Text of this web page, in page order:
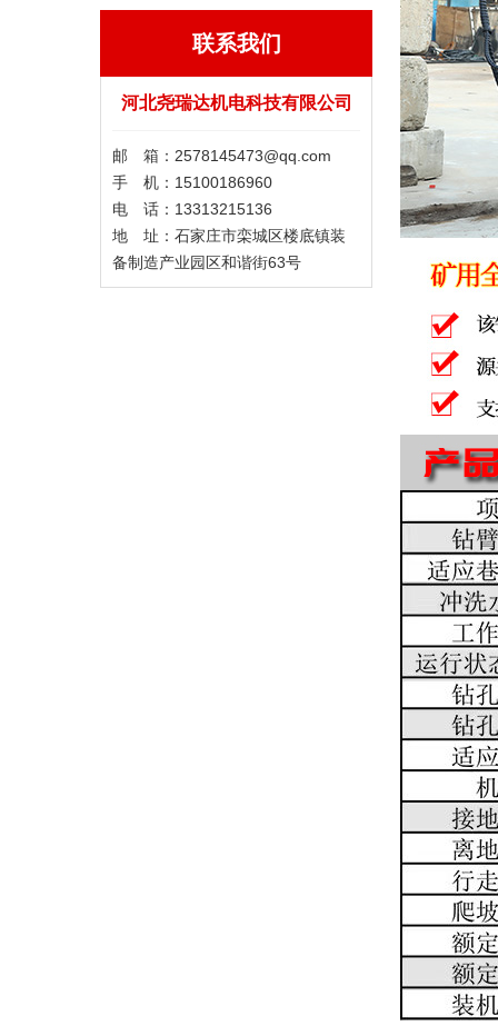
联系我们
河北尧瑞达机电科技有限公司
邮 箱：2578145473@qq.com
手 机：15100186960
电 话：13313215136
地 址：石家庄市栾城区楼底镇装
备制造产业园区和谐街63号